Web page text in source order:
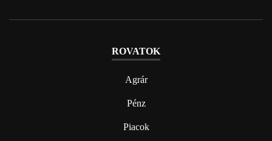
ROVATOK
Agrár
Pénz
Piacok